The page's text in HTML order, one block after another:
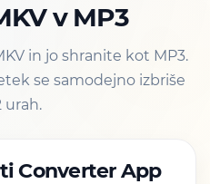
v MP3
in jo shranite kot MP3.
se samodejno izbriše
urah.
Converter App